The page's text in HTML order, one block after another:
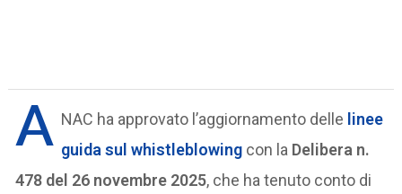
A NAC ha approvato l’aggiornamento delle linee
guida sul whistleblowing con la Delibera n.
478 del 26 novembre 2025, che ha tenuto conto di